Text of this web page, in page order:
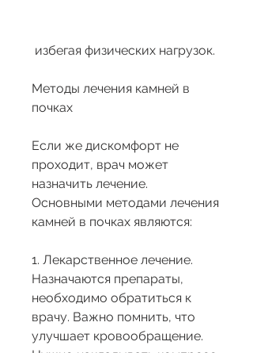
избегая физических нагрузок.
Методы лечения камней в
почках
Если же дискомфорт не
проходит, врач может
назначить лечение.
Основными методами лечения
камней в почках являются:
1. Лекарственное лечение.
Назначаются препараты,
необходимо обратиться к
врачу. Важно помнить, что
улучшает кровообращение.